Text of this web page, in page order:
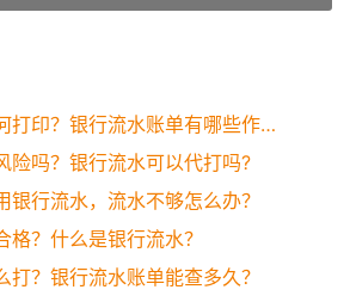
银行流水账单如何打印？银行流水账单有哪些作用？
险吗？银行流水可以代打吗?
银行流水，流水不够怎么办？
格？什么是银行流水？
打？银行流水账单能查多久？